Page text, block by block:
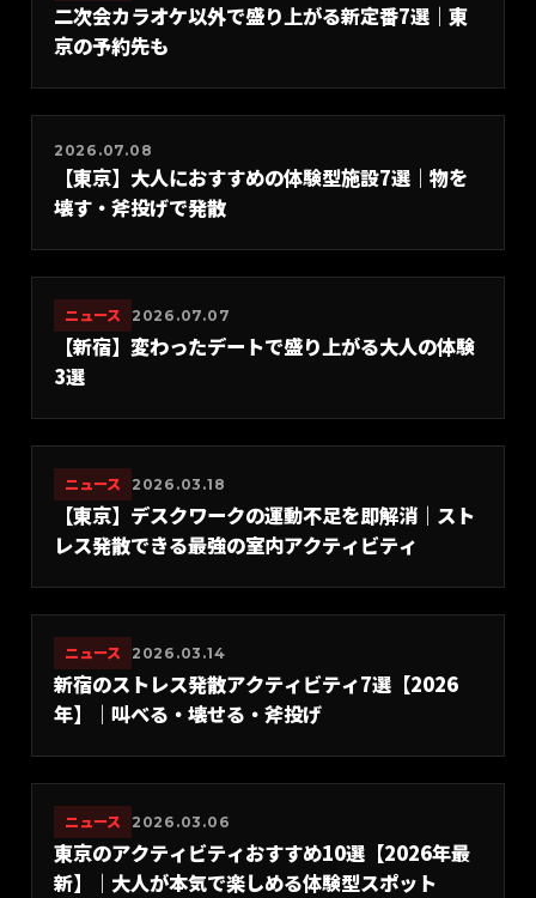
二次会カラオケ以外で盛り上がる新定番7選｜東
京の予約先も
2026.07.08
【東京】大人におすすめの体験型施設7選｜物を
壊す・斧投げで発散
ニュース 2026.07.07
【新宿】変わったデートで盛り上がる大人の体験
3選
ニュース 2026.03.18
【東京】デスクワークの運動不足を即解消｜スト
レス発散できる最強の室内アクティビティ
ニュース 2026.03.14
新宿のストレス発散アクティビティ7選【2026
年】｜叫べる・壊せる・斧投げ
ニュース 2026.03.06
東京のアクティビティおすすめ10選【2026年最
新】｜大人が本気で楽しめる体験型スポット